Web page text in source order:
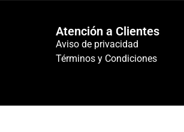
Atención a Clientes
Aviso de privacidad
Términos y Condiciones